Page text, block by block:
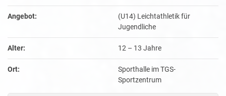
Angebot:
(U14) Leichtathletik für
Jugendliche
Alter: 12 – 13 Jahre
Ort:
Sporthalle im TGS-
Sportzentrum